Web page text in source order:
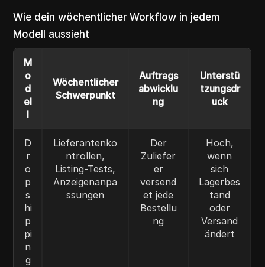
Wie dein wöchentlicher Workflow in jedem
Modell aussieht
M
o
d
el
l
Wöchentlicher
Schwerpunkt
Auftrags
abwicklu
ng
Unterstü
tzungsdr
uck
D
r
o
p
s
hi
p
pi
n
g
Lieferantenko
ntrollen,
Listing-Tests,
Anzeigenanpa
ssungen
Der
Zuliefer
er
versend
et jede
Bestellu
ng
Hoch,
wenn
sich
Lagerbes
tand
oder
Versand
ändert